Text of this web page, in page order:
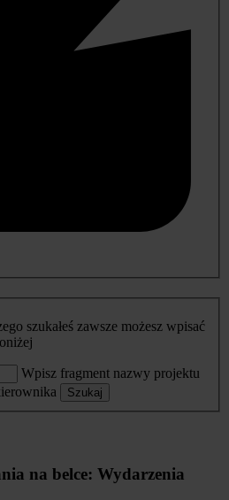
szukałeś zawsze możesz wpisać
Wpisz fragment nazwy projektu
Szukaj
na belce: Wydarzenia